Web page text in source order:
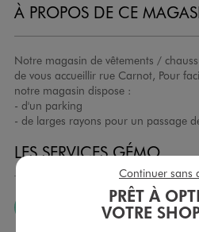
À PROPOS DE CE
Notre magasin de vêtements /
de vous accueillir rue Carnot, Pour
notre magasin dispose :
- d'un parking
- de larges rayons pour un passage
LES SERVICES GÉMO
JE PEUX CHANGER D’AVIS
PRÊT À
VOTRE
Continuer sans